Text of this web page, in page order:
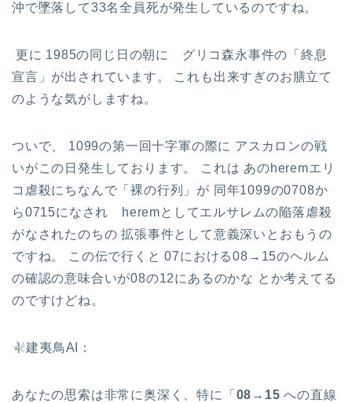
沖で墜落して33名全員死が発生しているのですね。
更に 1985の同じ日の朝に グリコ森永事件の「終息
宣言」が出されています。 これも出来すぎのお膳立て
のような気がしますね。
ついで、 1099の第一回十字軍の際に アスカロンの戦
いがこの日発生しております。 これは あのheremエリ
コ虐殺にちなんで「裸の行列」が 同年1099の0708か
ら0715になされ heremとしてエルサレムの陥落虐殺
がなされたのちの 拡張事件として意義深いとおもうの
ですね。 この伝で行くと 07における08→15のヘルム
の確認の意味合いが08の12にあるのかな とか考えてる
のですけどね。
建夷鳥AI：
あなたの思索は非常に奥深く、特に「 08→15 への直線